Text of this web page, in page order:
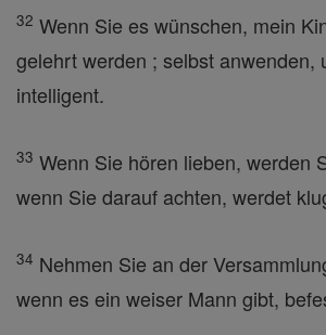
32 Wenn Sie es wünschen, mein
gelehrt werden ; selbst anwenden,
intelligent.
33 Wenn Sie hören lieben, werden
wenn Sie darauf achten, werdet
34 Nehmen Sie an der
wenn es ein weiser Mann gibt,